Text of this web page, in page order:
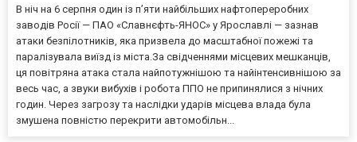
В ніч на 6 серпня один із п’яти найбільших нафтопереробних
заводів Росії — ПАО «Славнєфть-ЯНОС» у Ярославлі — зазнав
атаки безпілотників, яка призвела до масштабної пожежі та
паралізувала виїзд із міста.За свідченнями місцевих мешканців,
ця повітряна атака стала найпотужнішою та найінтенсивнішою за
весь час, а звуки вибухів і робота ППО не припинялися з нічних
годин. Через загрозу та наслідки ударів місцева влада була
змушена повністю перекрити автомобільн...